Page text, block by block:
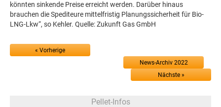
könnten sinkende Preise erreicht werden. Darüber hinaus
brauchen die Spediteure mittelfristig Planungssicherheit für Bio-
LNG-Lkw“, so Kehler. Quelle: Zukunft Gas GmbH
« Vorherige
News-Archiv 2022
Nächste »
Pellet-Infos